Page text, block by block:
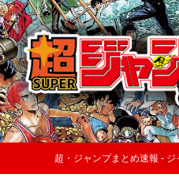
超・ジャンプまとめ速報 - ジ